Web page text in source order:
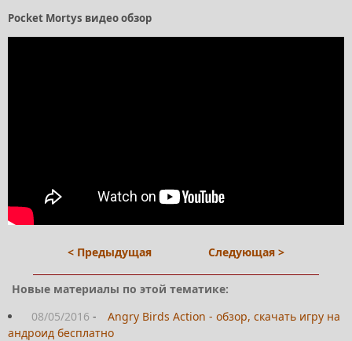
Pocket Mortys видео обзор
< Предыдущая Следующая >
Новые материалы по этой тематике:
08/05/2016 -
Angry Birds Action - обзор, скачать игру на
андроид бесплатно